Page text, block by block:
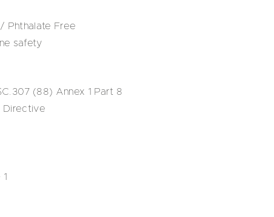
Phthalate Free
safety
(88) Annex 1 Part 8
Directive